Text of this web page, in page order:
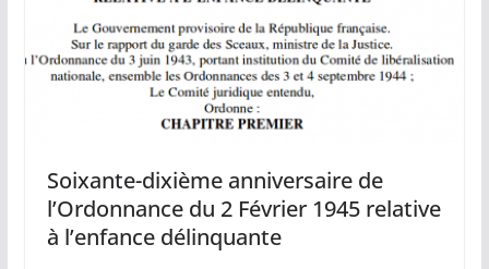
Soixante-dixième anniversaire de
l’Ordonnance du 2 Février 1945 relative
à l’enfance délinquante